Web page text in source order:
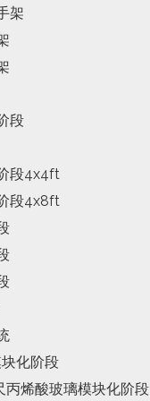
架
段
段4x4ft
段4x8ft
化阶段
丙烯酸玻璃模块化阶段